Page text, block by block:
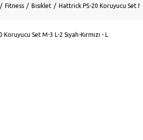
Fitness Bisiklet Hattrick PS-20 Koruyucu Set